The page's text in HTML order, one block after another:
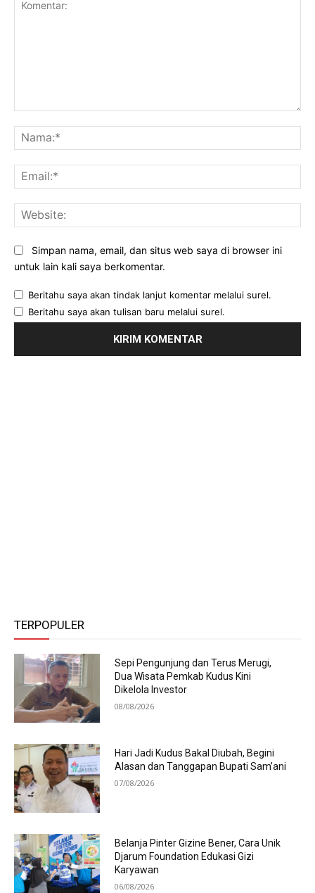
Simpan nama, email, dan situs web saya di browser ini
untuk lain kali saya berkomentar.
Beritahu saya akan tindak lanjut komentar melalui surel.
Beritahu saya akan tulisan baru melalui surel.
TERPOPULER
Sepi Pengunjung dan Terus Merugi,
Dua Wisata Pemkab Kudus Kini
Dikelola Investor
08/08/2026
Hari Jadi Kudus Bakal Diubah, Begini
Alasan dan Tanggapan Bupati Sam’ani
07/08/2026
Belanja Pinter Gizine Bener, Cara Unik
Djarum Foundation Edukasi Gizi
Karyawan
06/08/2026